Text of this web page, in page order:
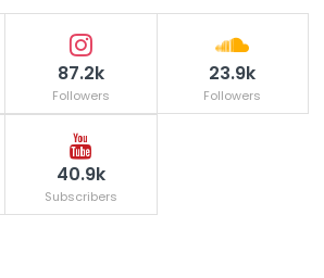
87.2k
Followers
23.9k
Followers
40.9k
Subscribers